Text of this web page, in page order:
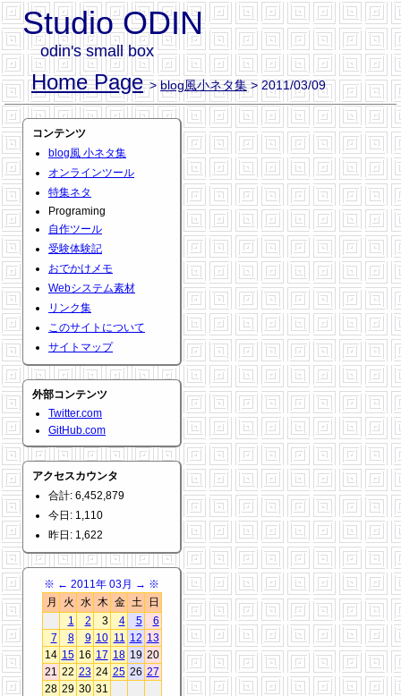
Studio ODIN
odin's small box
Home Page >blog風小ネタ集> 2011/03/09
コンテンツ
blog風 小ネタ集
オンラインツール
特集ネタ
Programing
自作ツール
受験体験記
おでかけメモ
Webシステム素材
リンク集
このサイトについて
サイトマップ
外部コンテンツ
Twitter.com
GitHub.com
アクセスカウンタ
合計: 6,452,879
今日: 1,110
昨日: 1,622
※ ← 2011年 03月 → ※
月
火 水 木 金 土
日
1
2 3 4 5
6
7
8 9 10 11 12 13
14 15 16 17 18 19 20
21 22 23 24 25 26 27
28 29 30 31